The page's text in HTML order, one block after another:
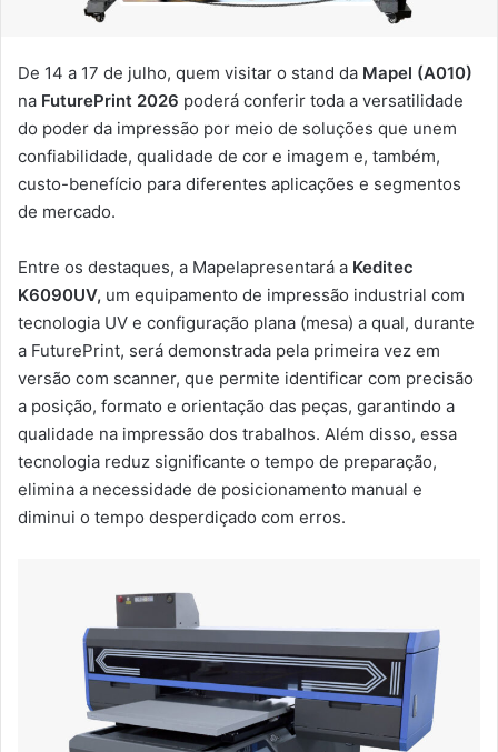
De 14 a 17 de julho, quem visitar o stand da Mapel (A010)
na FuturePrint 2026 poderá conferir toda a versatilidade
do poder da impressão por meio de soluções que unem
confiabilidade, qualidade de cor e imagem e, também,
custo-benefício para diferentes aplicações e segmentos
de mercado.
Entre os destaques, a Mapelapresentará a Keditec
K6090UV, um equipamento de impressão industrial com
tecnologia UV e configuração plana (mesa) a qual, durante
a FuturePrint, será demonstrada pela primeira vez em
versão com scanner, que permite identificar com precisão
a posição, formato e orientação das peças, garantindo a
qualidade na impressão dos trabalhos. Além disso, essa
tecnologia reduz significante o tempo de preparação,
elimina a necessidade de posicionamento manual e
diminui o tempo desperdiçado com erros.